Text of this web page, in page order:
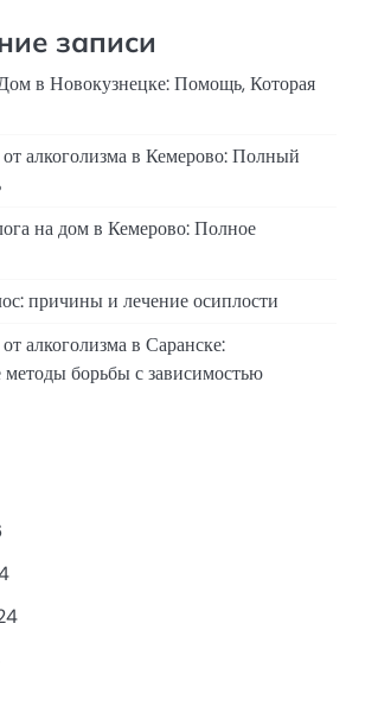
записи
в Новокузнецке: Помощь, Которая
алкоголизма в Кемерово: Полный
на дом в Кемерово: Полное
причины и лечение осиплости
алкоголизма в Саранске:
борьбы с зависимостью